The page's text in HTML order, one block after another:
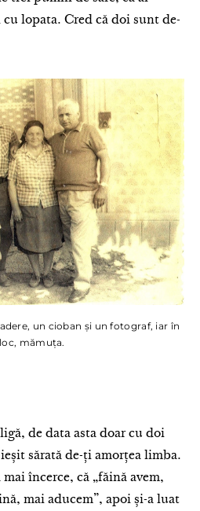
lopata. Cred că doi sunt de-
un cioban și un fotograf, iar în
mămuța.
de data asta doar cu doi
sărată de-ți amorțea limba.
încerce, că „făină avem,
mai aducem”, apoi și-a luat